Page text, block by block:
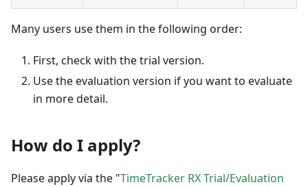
Many users use them in the following order:
First, check with the trial version.
Use the evaluation version if you want to evaluate
in more detail.
How do I apply?
Please apply via the "TimeTracker RX Trial/Evaluation